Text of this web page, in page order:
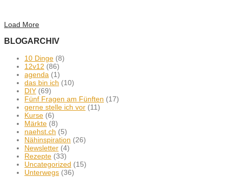
Load More
BLOGARCHIV
10 Dinge (8)
12v12 (86)
agenda (1)
das bin ich (10)
DIY (69)
Fünf Fragen am Fünften (17)
gerne stelle ich vor (11)
Kurse (6)
Märkte (8)
naehst.ch (5)
Nähinspiration (26)
Newsletter (4)
Rezepte (33)
Uncategorized (15)
Unterwegs (36)